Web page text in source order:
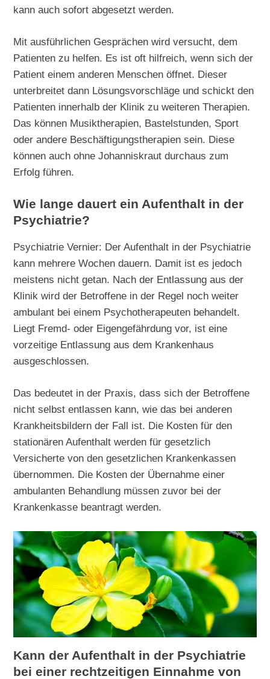
kann auch sofort abgesetzt werden.
Mit ausführlichen Gesprächen wird versucht, dem
Patienten zu helfen. Es ist oft hilfreich, wenn sich der
Patient einem anderen Menschen öffnet. Dieser
unterbreitet dann Lösungsvorschläge und schickt den
Patienten innerhalb der Klinik zu weiteren Therapien.
Das können Musiktherapien, Bastelstunden, Sport
oder andere Beschäftigungstherapien sein. Diese
können auch ohne Johanniskraut durchaus zum
Erfolg führen.
Wie lange dauert ein Aufenthalt in der
Psychiatrie?
Psychiatrie Vernier: Der Aufenthalt in der Psychiatrie
kann mehrere Wochen dauern. Damit ist es jedoch
meistens nicht getan. Nach der Entlassung aus der
Klinik wird der Betroffene in der Regel noch weiter
ambulant bei einem Psychotherapeuten behandelt.
Liegt Fremd- oder Eigengefährdung vor, ist eine
vorzeitige Entlassung aus dem Krankenhaus
ausgeschlossen.
Das bedeutet in der Praxis, dass sich der Betroffene
nicht selbst entlassen kann, wie das bei anderen
Krankheitsbildern der Fall ist. Die Kosten für den
stationären Aufenthalt werden für gesetzlich
Versicherte von den gesetzlichen Krankenkassen
übernommen. Die Kosten der Übernahme einer
ambulanten Behandlung müssen zuvor bei der
Krankenkasse beantragt werden.
Kann der Aufenthalt in der Psychiatrie
bei einer rechtzeitigen Einnahme von